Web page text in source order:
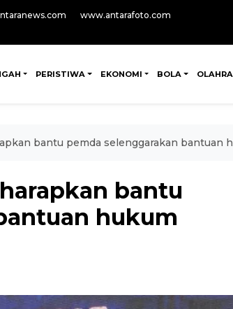
www.antarafoto.com
PERISTIWA EKONOMI BOLA
bantu pemda selenggarakan bantuan
bantu
hukum